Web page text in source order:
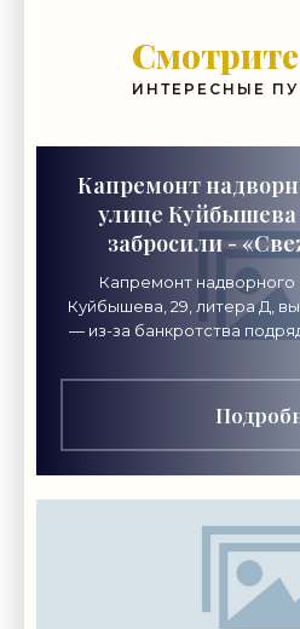
ИНТЕРЕСНЫЕ
Капремонт
улице
забросили -
Капремонт надворного
Куйбышева, 29, литера Д,
— из-за банкротства
индустрий